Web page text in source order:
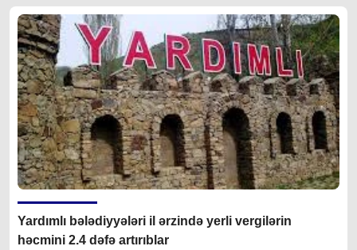
Yardımlı bələdiyyələri il ərzində yerli vergilərin
həcmini 2.4 dəfə artırıblar